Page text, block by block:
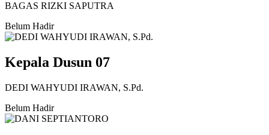
BAGAS RIZKI SAPUTRA
Belum Hadir
Kepala Dusun 07
DEDI WAHYUDI IRAWAN, S.Pd.
Belum Hadir